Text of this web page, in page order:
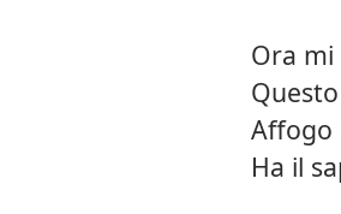
Ora
Affogo
Ha il